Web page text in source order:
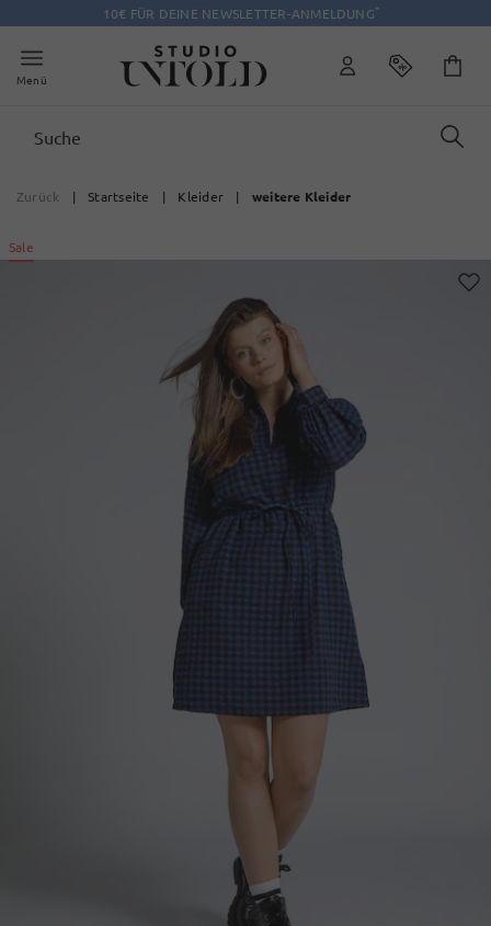
10€ FÜR DEINE NEWSLETTER-ANMELDUNG*
Menü
Zurück | Startseite | Kleider | weitere Kleider
Sale